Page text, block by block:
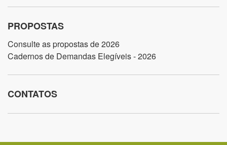
PROPOSTAS
Consulte as propostas de 2026
Cadernos de Demandas Elegíveis - 2026
CONTATOS